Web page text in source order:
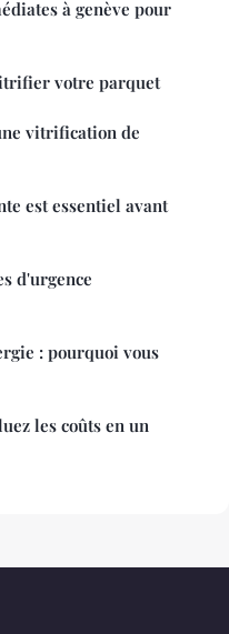
à genève pour
votre parquet
vitrification de
est essentiel avant
d'urgence
: pourquoi vous
les coûts en un